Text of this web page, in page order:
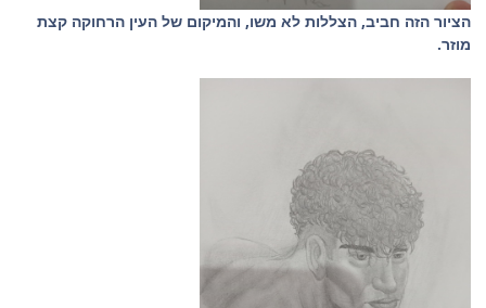
הציור הזה חביב, הצללות לא משו, והמיקום של העין הרחוקה קצת
מוזר.